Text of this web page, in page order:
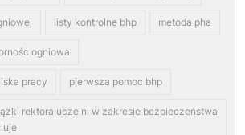
listy kontrolne bhp metoda pha
ogniowa
pracy pierwsza pomoc bhp
rektora uczelni w zakresie bezpieczeństwa